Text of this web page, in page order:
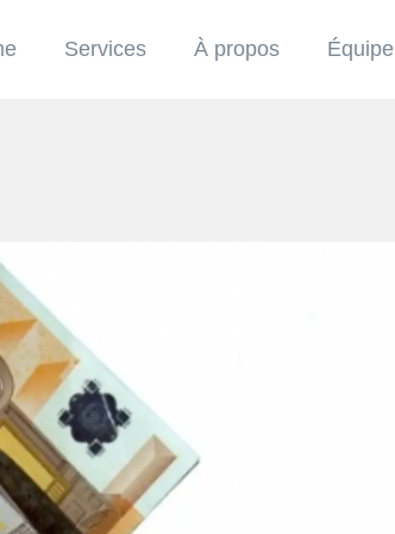
Services À propos Équipe